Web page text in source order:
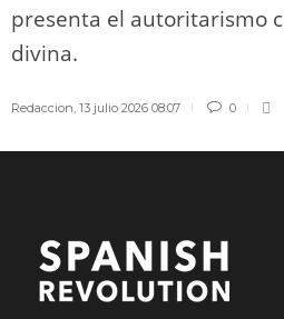
presenta el autoritarismo
divina.
Redaccion 13 julio 2026 08:07 0